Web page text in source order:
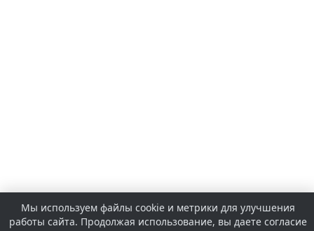
Мы используем файлы cookie и метрики для улучшения
работы сайта. Продолжая использование, вы даете согласие